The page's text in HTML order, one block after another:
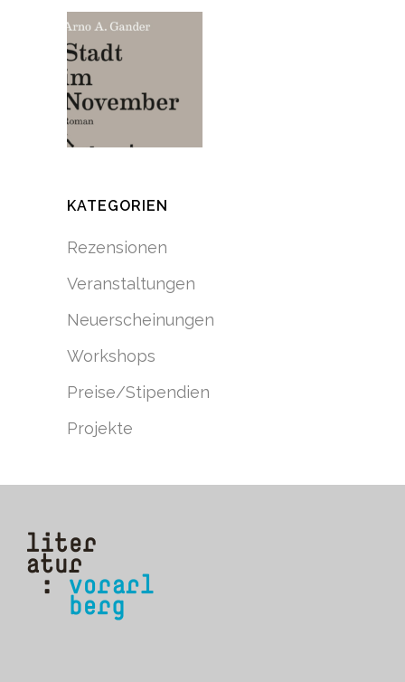
KATEGORIEN
Rezensionen
Veranstaltungen
Neuerscheinungen
Workshops
Preise/Stipendien
Projekte